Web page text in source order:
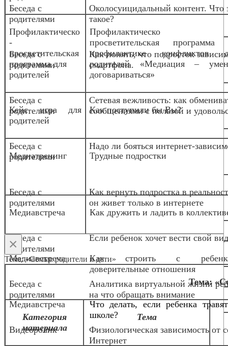
Беседа с
родителями
Околосуицидальный контент. Что
такое?
Беседа с
родителями
Как понять, что подросток
смартфона.
Беседа с
родителями
Сетевая вежливость: как
сообщениями с пользой и
Беседа с
родителями
Надо ли бояться интернет-
Беседа с
родителями
Как вернуть подростка в
он живет только в интернете
Беседа с
родителями
Если ребенок хочет вести свой
Беседа с
родителями
Аналитика виртуальной жизни
на что обращать внимание
Видеоролик
Физиологическая зависимость от
Интернет
Профилактическо
-
просветительская
программа для
родителей
просветительская программа
профилактике конфликтов
родителей «Медиация –
договариваться»
Кейс игра для
родителей
Как поступили бы Вы?
Медиатренинг Трудные подростки
Медиавстреча Как дружить и ладить в
Медиавстреча
Как строить с
доверительные отношения
Медиавстреча
Что делать, если ребенка
школе?
×
Тема: «Семья: родители и дети»
Тема:
Категория
материала
Тема